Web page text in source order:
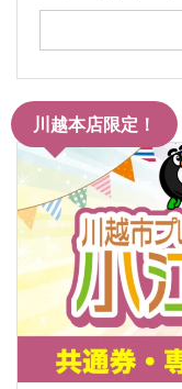
川越本店限定！